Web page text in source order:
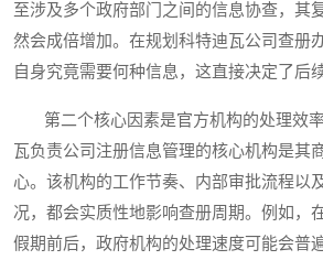
至涉及多个政府部门之间的信息协查，其
然会成倍增加。在规划科特迪瓦公司查册
自身究竟需要何种信息，这直接决定了后
第二个核心因素是官方机构的处理效
瓦负责公司注册信息管理的核心机构是其
心。该机构的工作节奏、内部审批流程以
况，都会实质性地影响查册周期。例如，
假期前后，政府机构的处理速度可能会普